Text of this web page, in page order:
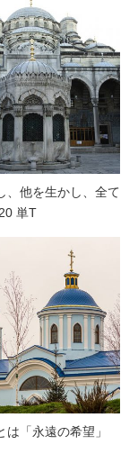
、他を生かし、全て
単T
は「永遠の希望」